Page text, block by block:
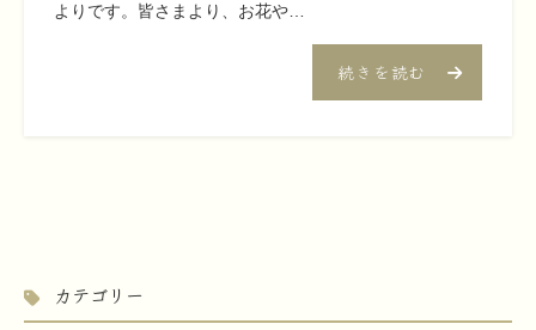
よりです。皆さまより、お花や…
続きを読む
カテゴリー